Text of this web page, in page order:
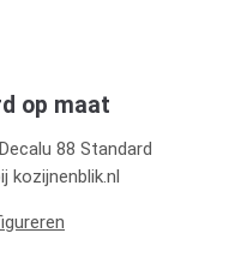
op maat
88 Standard
kozijnenblik.nl